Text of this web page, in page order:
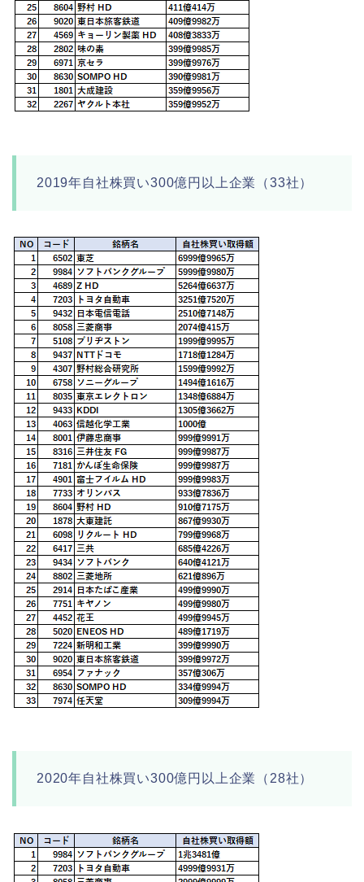
2019年自社株買い300億円以上企業（33社）
2020年自社株買い300億円以上企業（28社）